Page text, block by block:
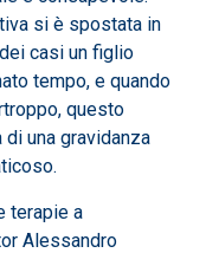
si è spostata in
casi un figlio
tempo, e quando
questo
una gravidanza
terapie a
Alessandro